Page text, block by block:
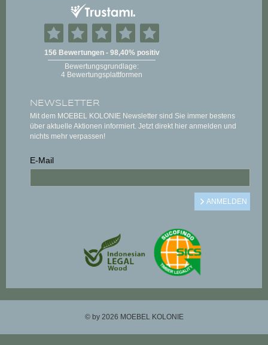
NEWSLETTER
Mit dem MOEBEL KOLONIE Newsletter sind Sie immer bestens
über aktuelle Aktionen informiert. Jetzt direkt hier anmelden und
nichts mehr verpassen!
E-Mail
© by 2026 MOEBEL KOLONIE